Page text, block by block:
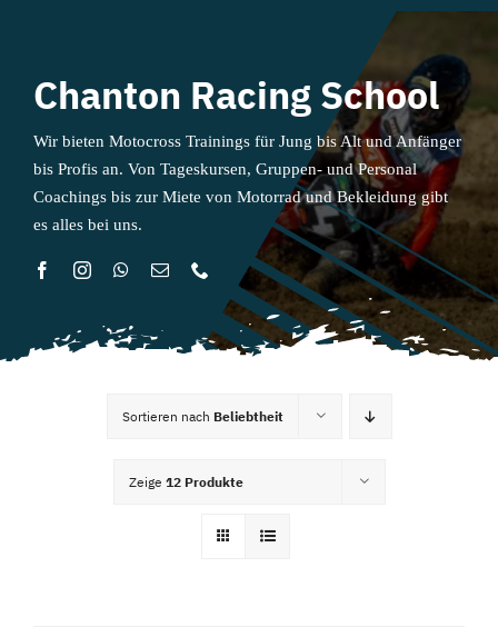
Chanton Racing School
Wir bieten Motocross Trainings für Jung bis Alt und Anfänger
bis Profis an. Von Tageskursen, Gruppen- und Personal
Coachings bis zur Miete von Motorrad und Bekleidung gibt
es alles bei uns.
Sortieren nach Beliebtheit
Zeige 12 Produkte